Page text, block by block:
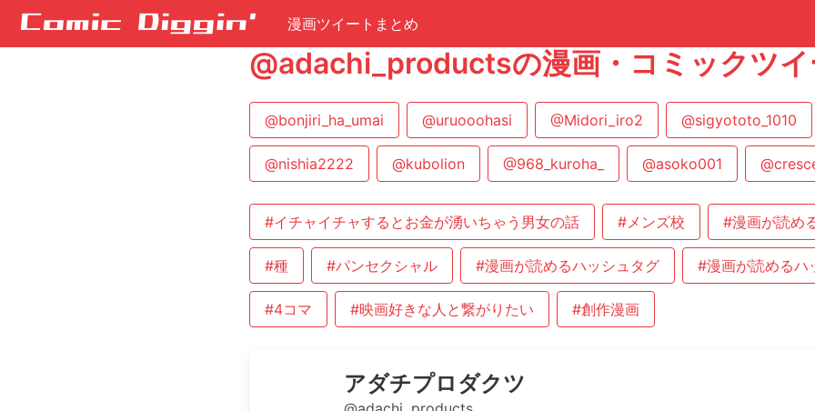
漫画ツイートまとめ
@adachi_productsの漫画・コミックツ
@bonjiri_ha_umai @uruooohasi @Midori_iro2 @sigyototo_1010
@nishia2222 @kubolion @968_kuroha_ @asoko001
#イチャイチャするとお金が湧いちゃう男女の話 #メンズ校 #漫画が読め
#種 #パンセクシャル #漫画が読めるハッシュタグ #漫画が読めるハ
#4コマ #映画好きな人と繋がりたい #創作漫画
アダチプロダクツ